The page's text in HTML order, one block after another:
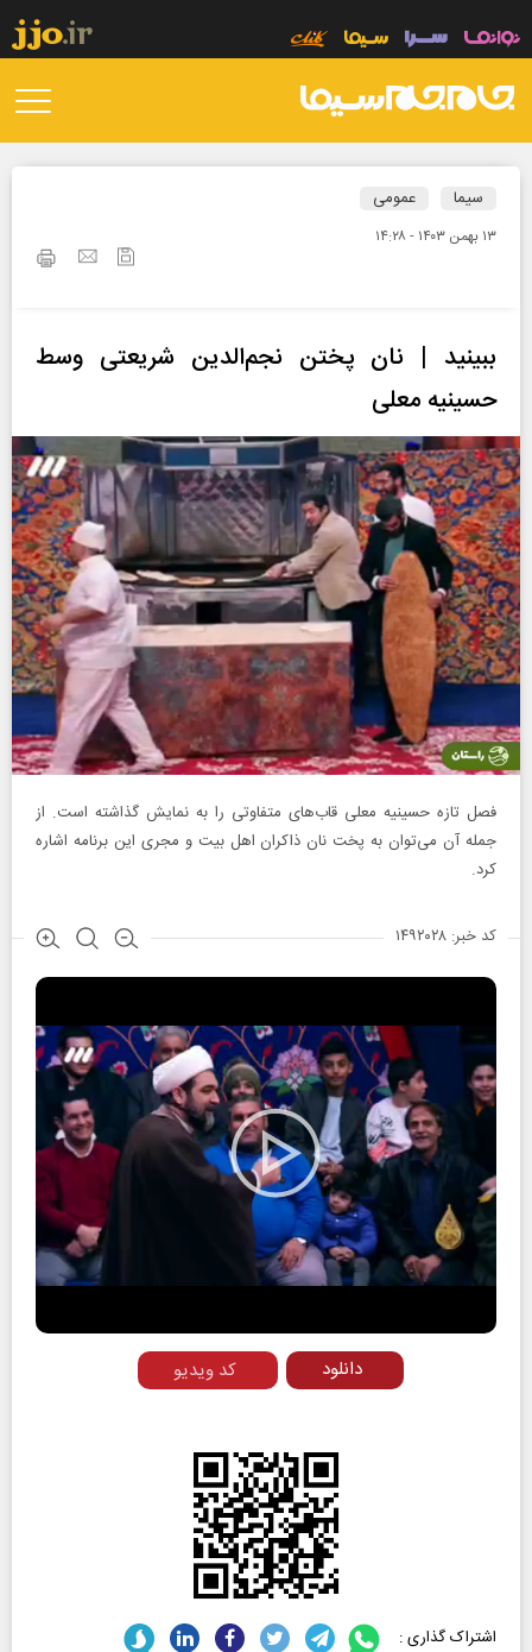
سیما عمومی
۱۳ بهمن ۱۴۰۳ - ۱۴:۲۸
ببینید | نان پختن نجم‌الدین شریعتی وسط
حسینیه معلی
فصل تازه حسینیه معلی قاب‌های متفاوتی را به نمایش گذاشته است. از
جمله آن می‌توان به پخت نان ذاکران اهل بیت و مجری این برنامه اشاره
کرد.
کد خبر: ۱۴۹۲۰۲۸
Play
Video
کد ویدیو دانلود
اشتراک گذاری :